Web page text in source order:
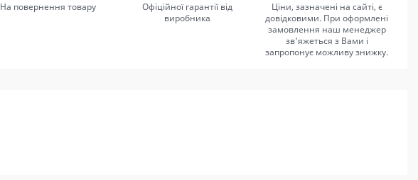
На повернення товару
Офіційної гарантії від
виробника
Ціни, зазначені на сайті, є
довідковими. При оформлені
замовлення наш менеджер
зв'яжеться з Вами і
запропонує можливу знижку.